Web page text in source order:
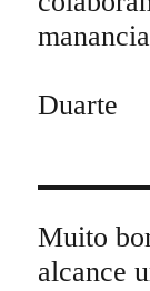
Duarte
Muito
alcance